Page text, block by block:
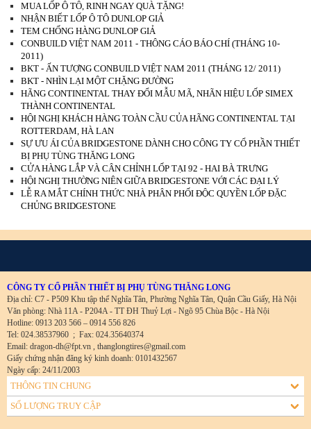
MUA LỐP Ô TÔ, RINH NGAY QUÀ TẶNG!
NHẬN BIẾT LỐP Ô TÔ DUNLOP GIẢ
TEM CHỐNG HÀNG DUNLOP GIẢ
CONBUILD VIỆT NAM 2011 - THÔNG CÁO BÁO CHÍ (THÁNG 10-
2011)
BKT - ẤN TƯỢNG CONBUILD VIỆT NAM 2011 (THÁNG 12/ 2011)
BKT - NHÌN LẠI MỘT CHẶNG ĐƯỜNG
HÃNG CONTINENTAL THAY ĐỔI MẪU MÃ, NHÃN HIỆU LỐP SIMEX
THÀNH CONTINENTAL
HỘI NGHỊ KHÁCH HÀNG TOÀN CẦU CỦA HÃNG CONTINENTAL TẠI
ROTTERDAM, HÀ LAN
SỰ ƯU ÁI CỦA BRIDGESTONE DÀNH CHO CÔNG TY CỔ PHẦN THIẾT
BỊ PHỤ TÙNG THĂNG LONG
CỬA HÀNG LẮP VÀ CÂN CHỈNH LỐP TẠI 92 - HAI BÀ TRƯNG
HỘI NGHỊ THƯỜNG NIÊN GIỮA BRIDGESTONE VỚI CÁC ĐẠI LÝ
LỄ RA MẮT CHÍNH THỨC NHÀ PHÂN PHỐI ĐỘC QUYỀN LỐP ĐẶC
CHỦNG BRIDGESTONE
CÔNG TY CỔ PHẦN THIẾT BỊ PHỤ TÙNG THĂNG LONG
Địa chỉ: C7 - P509 Khu tập thể Nghĩa Tân, Phường Nghĩa Tân, Quận Cầu Giấy, Hà Nội
Văn phòng: Nhà 11A - P204A - TT ĐH Thuỷ Lợi - Ngõ 95 Chùa Bộc - Hà Nội
Hotline: 0913 203 566 – 0914 556 826
Tel: 024.38537960 ; Fax: 024.35640374
Email: dragon-dh@fpt.vn , thanglongtires@gmail.com
Giấy chứng nhận đăng ký kinh doanh: 0101432567
Ngày cấp: 24/11/2003
THÔNG TIN CHUNG
SỐ LƯỢNG TRUY CẬP